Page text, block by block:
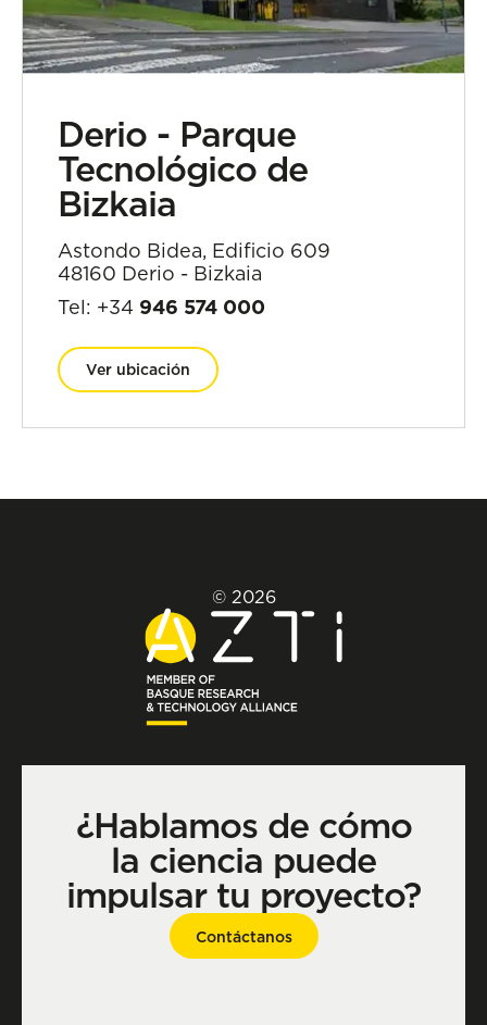
Derio - Parque
Tecnológico de
Bizkaia
Astondo Bidea, Edificio 609
48160 Derio - Bizkaia
Tel: +34 946 574 000
Ver ubicación
© 2026
¿Hablamos de cómo
la ciencia puede
impulsar tu proyecto?
Contáctanos